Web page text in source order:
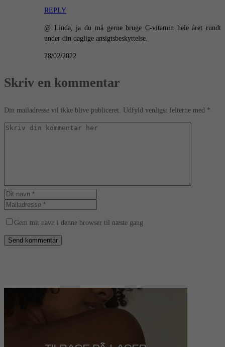
REPLY
@ Linda, ja du må gerne bruge C-vitamin hele året rundt
under din daglige ansigtsbeskyttelse.
28/02/2022
Skriv en kommentar
Din mailadresse vil ikke blive publiceret. Udfyld venligst felterne med *
Gem mit navn i denne browser til næste gang